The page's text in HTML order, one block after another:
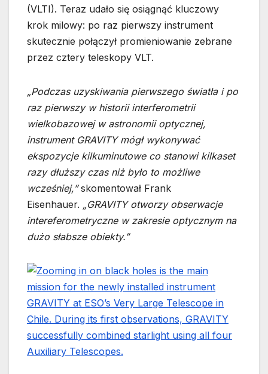
(VLTI). Teraz udało się osiągnąć kluczowy
krok milowy: po raz pierwszy instrument
skutecznie połączył promieniowanie zebrane
przez cztery teleskopy VLT.
„Podczas uzyskiwania pierwszego światła i po
raz pierwszy w historii interferometrii
wielkobazowej w astronomii optycznej,
instrument GRAVITY mógł wykonywać
ekspozycje kilkuminutowe co stanowi kilkaset
razy dłuższy czas niż było to możliwe
wcześniej,”skomentował Frank
Eisenhauer. „GRAVITY otworzy obserwacje
intereferometryczne w zakresie optycznym na
dużo słabsze obiekty.”